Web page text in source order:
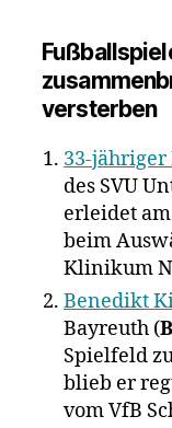
versterben
33-
des SVU
erleidet
beim
Klinikum
Benedikt
Bayreuth (
Spielfeld
blieb er
vom VfB